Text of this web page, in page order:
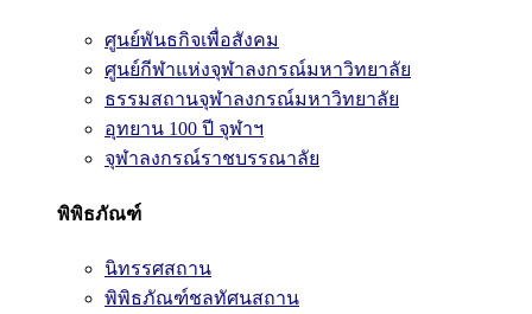
ศูนย์พันธกิจเพื่อสังคม
ศูนย์กีฬาแห่งจุฬาลงกรณ์มหาวิทยาลัย
ธรรมสถานจุฬาลงกรณ์มหาวิทยาลัย
อุทยาน 100 ปี จุฬาฯ
จุฬาลงกรณ์ราชบรรณาลัย
พิพิธภัณฑ์
นิทรรศสถาน
พิพิธภัณฑ์ชลทัศนสถาน